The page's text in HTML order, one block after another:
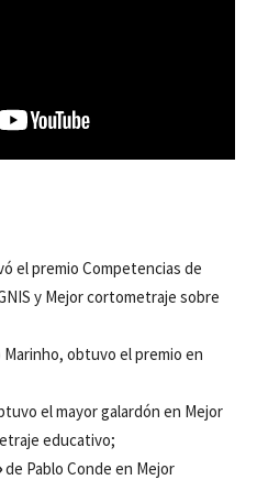
el premio Competencias de
y Mejor cortometraje sobre
Marinho, obtuvo el premio en
el mayor galardón en Mejor
educativo;
de Pablo Conde en Mejor